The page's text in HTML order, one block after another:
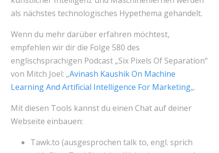
als nächstes technologisches Hypethema gehandelt.
Wenn du mehr darüber erfahren möchtest,
empfehlen wir dir die Folge 580 des
englischsprachigen Podcast „Six Pixels Of Separation“
von Mitch Joel: „Avinash Kaushik On Machine
Learning And Artificial Intelligence For Marketing„.
Mit diesen Tools kannst du einen Chat auf deiner
Webseite einbauen:
Tawk.to (ausgesprochen talk to, engl. sprich